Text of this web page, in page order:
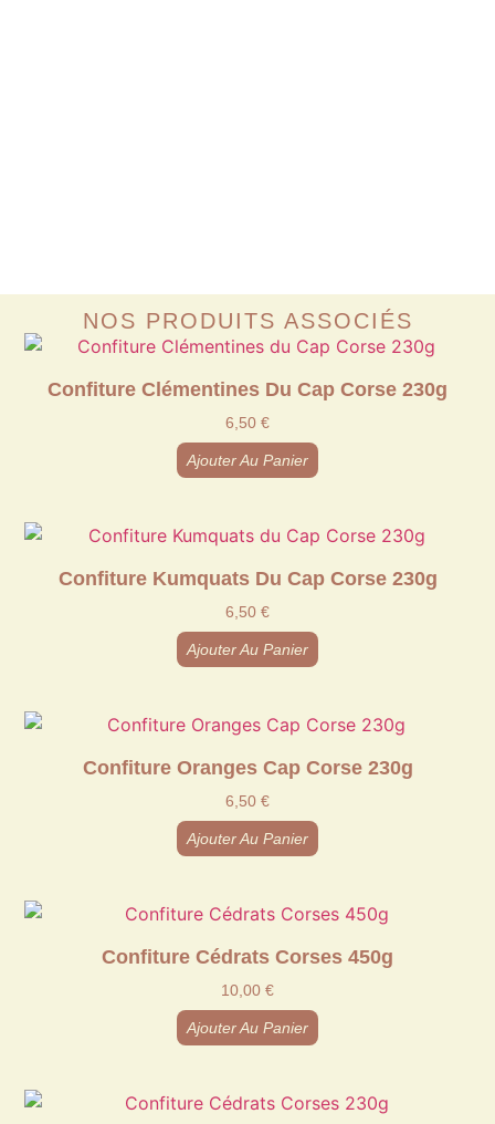
NOS PRODUITS ASSOCIÉS
Confiture Clémentines Du Cap Corse 230g
6,50 €
Ajouter Au Panier
Confiture Kumquats Du Cap Corse 230g
6,50 €
Ajouter Au Panier
Confiture Oranges Cap Corse 230g
6,50 €
Ajouter Au Panier
Confiture Cédrats Corses 450g
10,00 €
Ajouter Au Panier